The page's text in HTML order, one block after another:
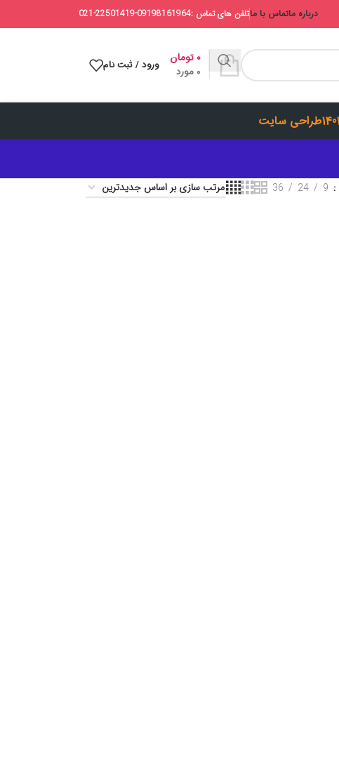
درباره ماتماس با ماتلفن های تماس :09198161964-22501419-021
0 مورد
۰ تومان ورود / ثبت نام
طراحی سایت
9
24
36